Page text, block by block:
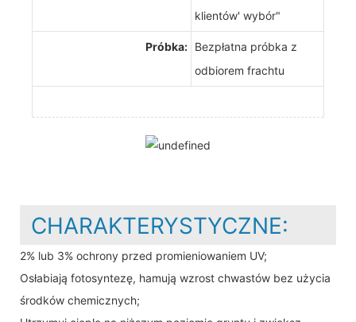
klientów' wybór"
Próbka: Bezpłatna próbka z
odbiorem frachtu
CHARAKTERYSTYCZNE:
2% lub 3% ochrony przed promieniowaniem UV;
Osłabiają fotosyntezę, hamują wzrost chwastów bez użycia
środków chemicznych;